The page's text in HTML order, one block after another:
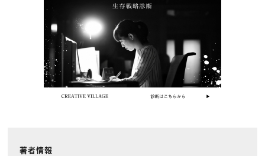
著者情報